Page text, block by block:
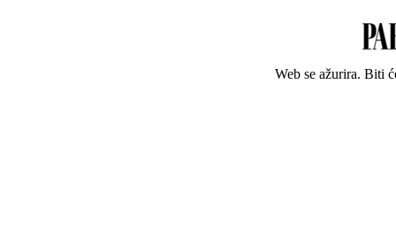
Web se ažurira. Biti